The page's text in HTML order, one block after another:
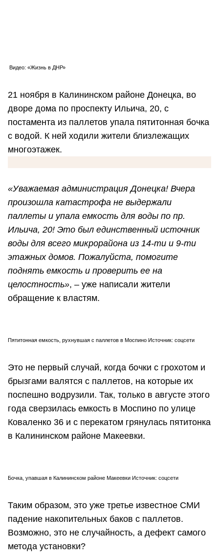
Видео: «Жизнь в ДНР»
21 ноября в Калининском районе Донецка, во
дворе дома по проспекту Ильича, 20, с
постамента из паллетов упала пятитонная бочка
с водой. К ней ходили жители близлежащих
многоэтажек.
«Уважаемая администрация Донецка! Вчера
произошла катастрофа не выдержали
паллеты и упала емкость для воды по пр.
Ильича, 20! Это был единственный источник
воды для всего микрорайона из 14-ти и 9-ти
этажных домов. Пожалуйста, помогите
поднять емкость и проверить ее на
целостность», – уже написали жители
обращение к властям.
Пятитонная емкость, рухнувшая с паллетов в Моспино Источник: соцсети
Это не первый случай, когда бочки с грохотом и
брызгами валятся с паллетов, на которые их
поспешно водрузили. Так, только в августе этого
года сверзилась емкость в Моспино по улице
Коваленко 36 и с перекатом грянулась пятитонка
в Калининском районе Макеевки.
Бочка, упавшая в Калининском районе Макеевки Источник: соцсети
Таким образом, это уже третье известное СМИ
падение накопительных баков с паллетов.
Возможно, это не случайность, а дефект самого
метода установки?